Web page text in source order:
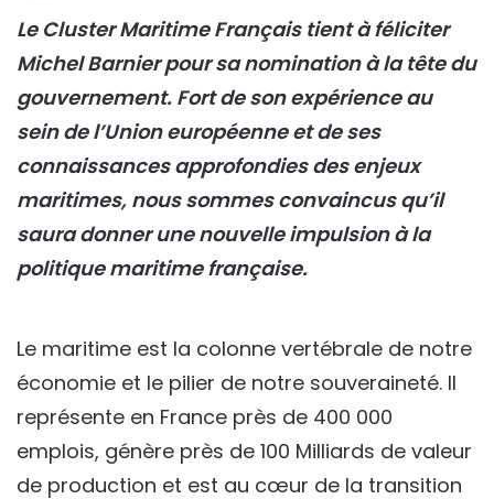
Le Cluster Maritime Français tient à féliciter
Michel Barnier pour sa nomination à la tête du
gouvernement. Fort de son expérience au
sein de l’Union européenne et de ses
connaissances approfondies des enjeux
maritimes, nous sommes convaincus qu’il
saura donner une nouvelle impulsion à la
politique maritime française.
Le maritime est la colonne vertébrale de notre
économie et le pilier de notre souveraineté. Il
représente en France près de 400 000
emplois, génère près de 100 Milliards de valeur
de production et est au cœur de la transition